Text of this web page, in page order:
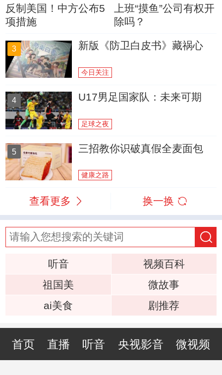
反制美国！中方公布5
项措施
上班“摸鱼”公司有权开
除吗？
3 新版《防卫白皮书》藏祸心
今日关注
4 U17男足国家队：未来可期
足球之夜
5 三招教你识破真假全麦面包
健康之路
查看更多 换一换
听音
视频百科
祖国美
微故事
ai美食
剧推荐
首页 直播 听音 央视影音 微视频